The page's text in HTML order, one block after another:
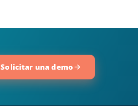
Solicitar una demo